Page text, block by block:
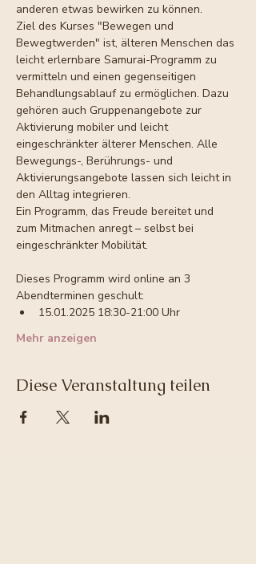
anderen etwas bewirken zu können.
Ziel des Kurses "Bewegen und
Bewegtwerden" ist, älteren Menschen das
leicht erlernbare Samurai-Programm zu
vermitteln und einen gegenseitigen
Behandlungsablauf zu ermöglichen. Dazu
gehören auch Gruppenangebote zur
Aktivierung mobiler und leicht
eingeschränkter älterer Menschen. Alle
Bewegungs-, Berührungs- und
Aktivierungsangebote lassen sich leicht in
den Alltag integrieren.
Ein Programm, das Freude bereitet und
zum Mitmachen anregt – selbst bei
eingeschränkter Mobilität.
Dieses Programm wird online an 3
Abendterminen geschult:
15.01.2025 18:30-21:00 Uhr
Mehr anzeigen
Diese Veranstaltung teilen